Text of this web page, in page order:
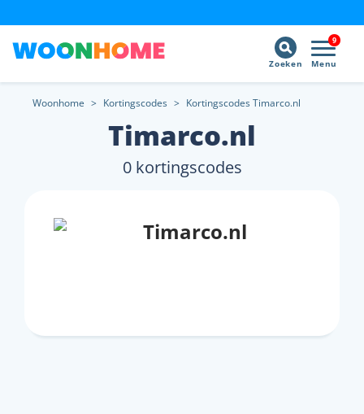
9
Menu
Zoeken
Woonhome > Kortingscodes > Kortingscodes Timarco.nl
Timarco.nl
0 kortingscodes
Timarco.nl